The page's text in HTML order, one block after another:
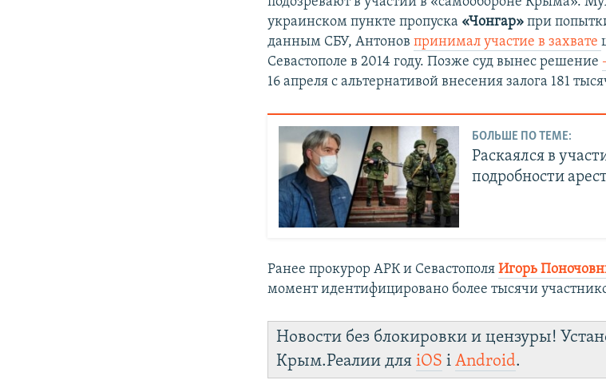
украинском пункте пропуска «Чонгар» при
данным СБУ, Антоновпринимал участие в захвате
Севастополе в 2014 году. Позже суд вынес решение
16 апреля с альтернативой внесения залога 181
БОЛЬШЕ ПО ТЕМЕ:
Раскаялся в
подробности
Ранее прокурор АРК и СевастополяИгорь
момент идентифицировано более тысячи
Новости без блокировки и цензуры!
Крым.Реалии дляiOS іAndroid.